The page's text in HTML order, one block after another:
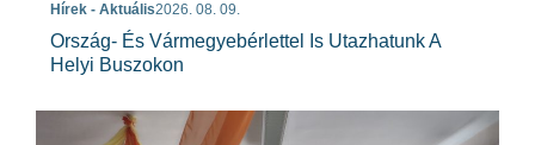
Hírek - Aktuális2026. 08. 09.
Ország- És Vármegyebérlettel Is Utazhatunk A
Helyi Buszokon